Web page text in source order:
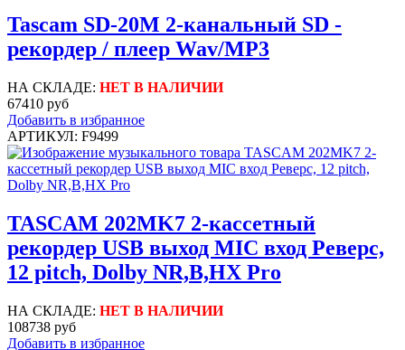
Tascam SD-20M 2-канальный SD -
рекордер / плеер Wav/MP3
НА СКЛАДЕ: НЕТ В НАЛИЧИИ
67410 руб
Добавить в избранное
АРТИКУЛ: F9499
TASCAM 202MK7 2-кассетный
рекордер USB выход MIC вход Реверс,
12 pitch, Dolby NR,B,HX Pro
НА СКЛАДЕ: НЕТ В НАЛИЧИИ
108738 руб
Добавить в избранное